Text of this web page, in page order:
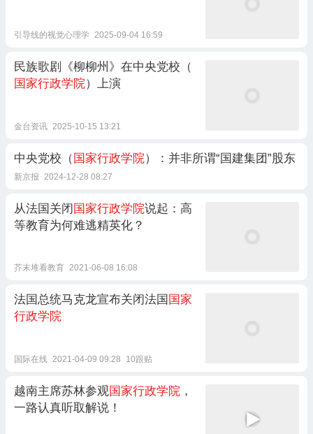
引导线的视觉心理学 2025-09-04 16:59
民族歌剧《柳柳州》在中央党校（
国家行政学院）上演
金台资讯 2025-10-15 13:21
中央党校（ 国家行政学院）：并非所谓“国建集团”股东
新京报 2024-12-28 08:27
从法国关闭国家行政学院说起：高
等教育为何难逃精英化？
芥末堆看教育 2021-06-08 16:08
法国总统马克龙宣布关闭法国 国家
行政学院
国际在线 2021-04-09 09:28 10跟贴
越南主席苏林参观国家行政学院 ，
一路认真听取解说！